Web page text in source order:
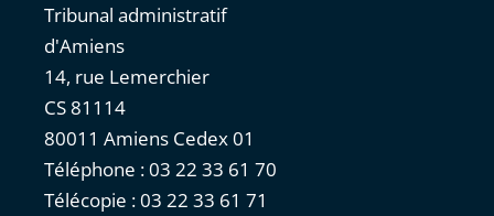
Tribunal administratif
d'Amiens
14, rue Lemerchier
CS 81114
80011 Amiens Cedex 01
Téléphone : 03 22 33 61 70
Télécopie : 03 22 33 61 71